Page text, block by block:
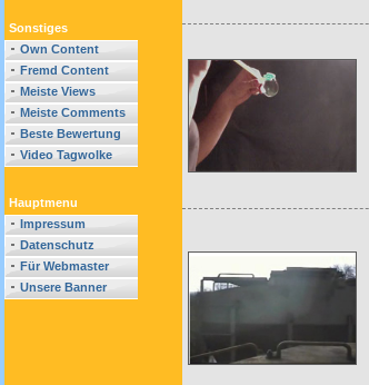
Sonstiges
Own Content
Fremd Content
Meiste Views
Meiste Comments
Beste Bewertung
Video Tagwolke
Hauptmenu
Impressum
Datenschutz
Für Webmaster
Unsere Banner